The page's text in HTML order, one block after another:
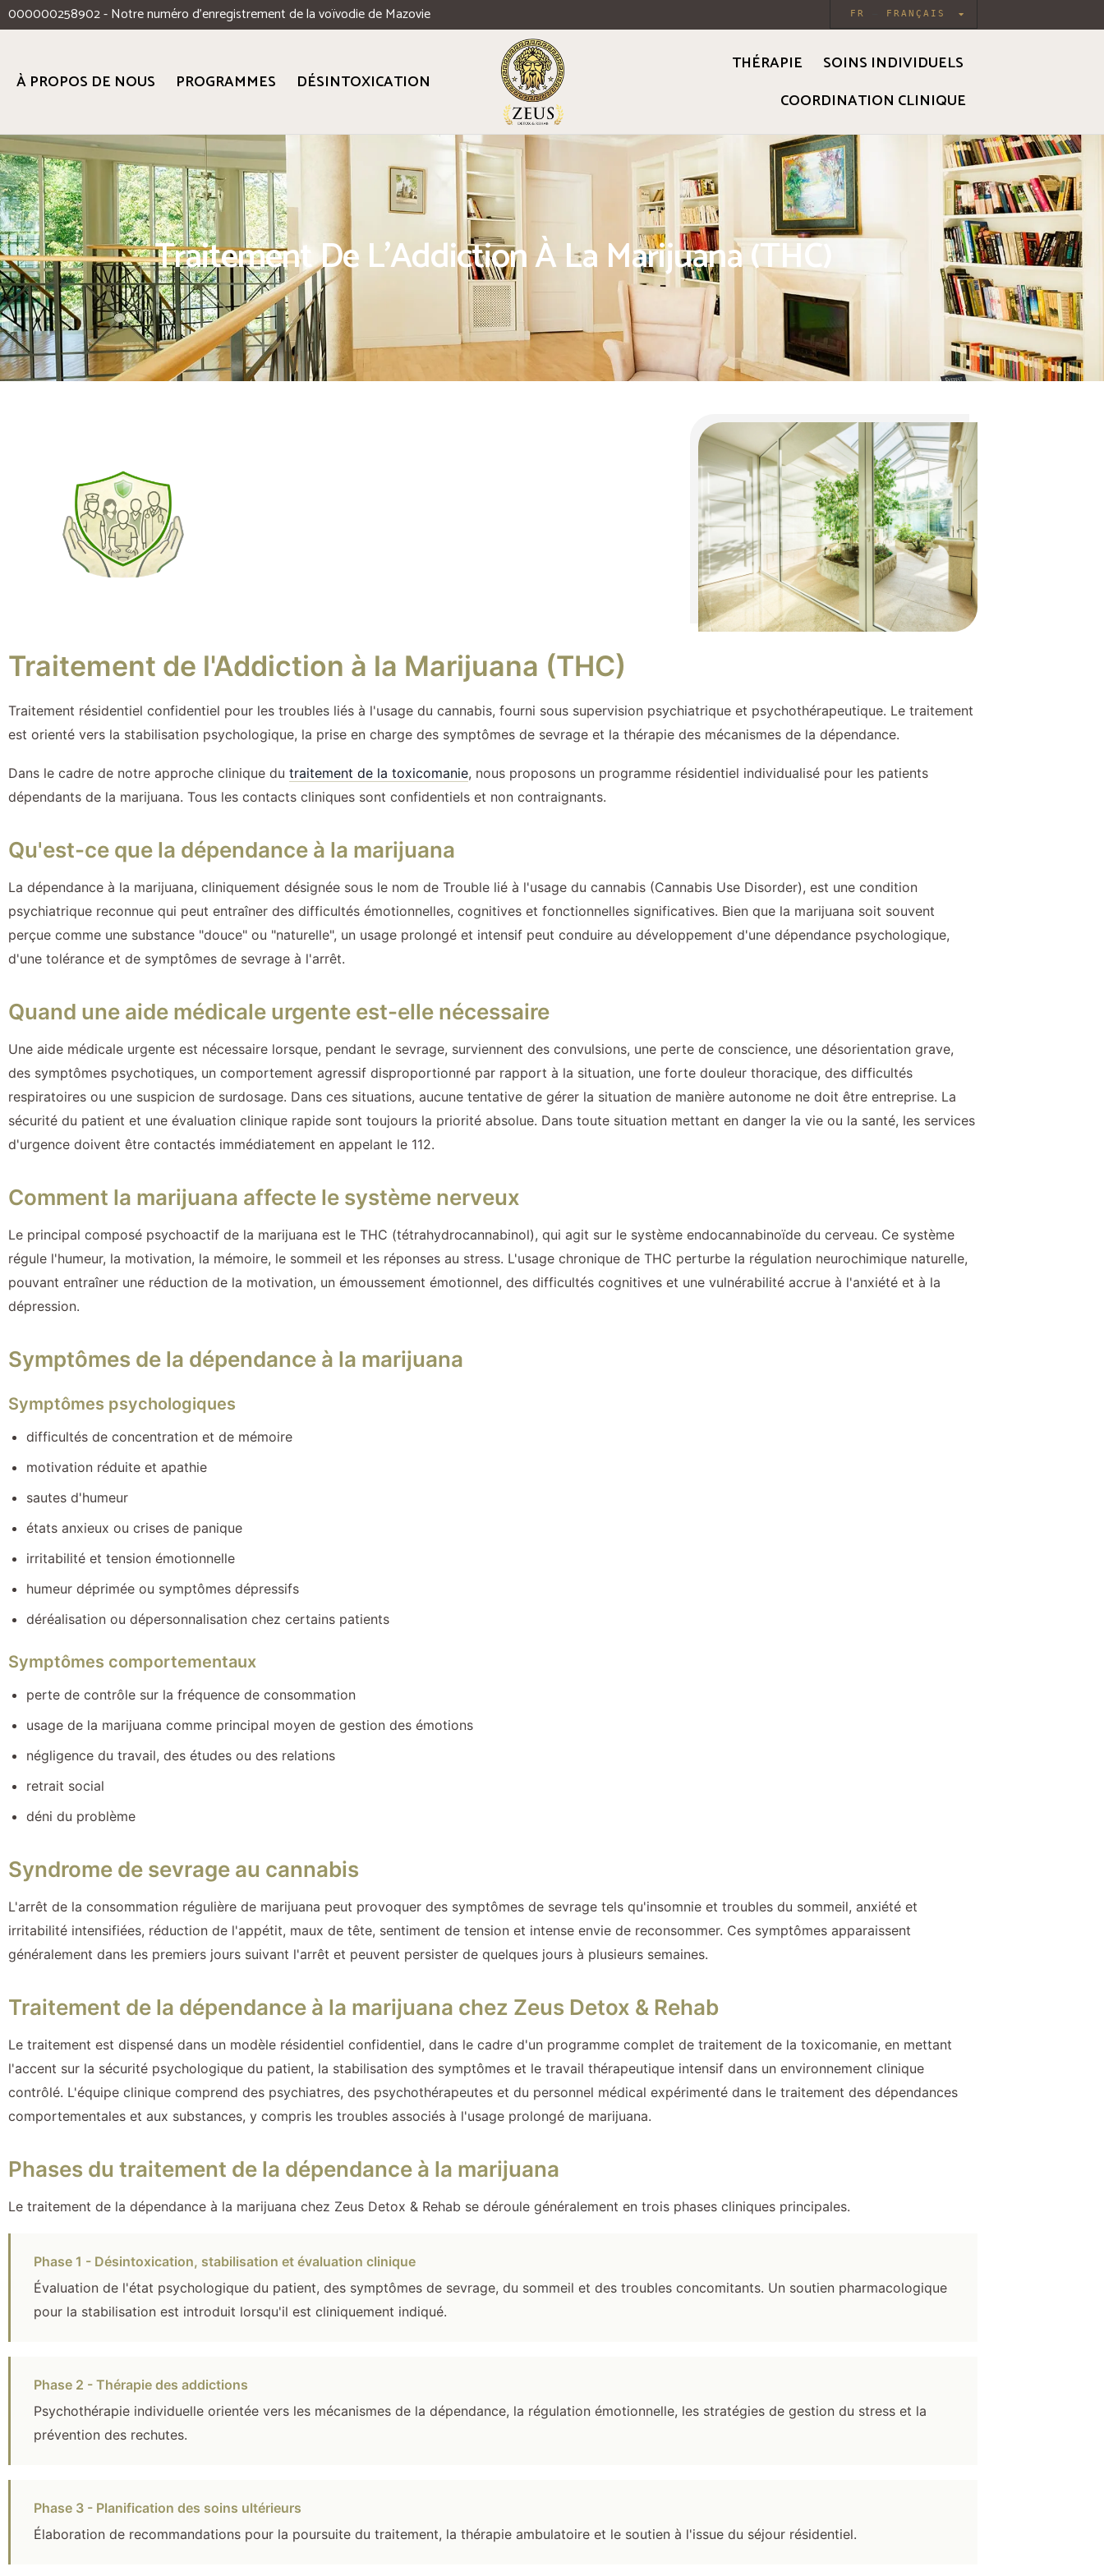
000000258902 - Notre numéro d'enregistrement de la voïvodie de Mazovie FRANÇAIS
FR
À PROPOS DE NOUS PROGRAMMES DÉSINTOXICATION
THÉRAPIE
SOINS INDIVIDUELS
COORDINATION CLINIQUE
Traitement De L'Addiction À La Marijuana (THC)
Traitement de l'Addiction à la Marijuana (THC)
Traitement résidentiel confidentiel pour les troubles liés à l'usage du cannabis, fourni sous supervision psychiatrique et psychothérapeutique. Le traitement
est orienté vers la stabilisation psychologique, la prise en charge des symptômes de sevrage et la thérapie des mécanismes de la dépendance.
Dans le cadre de notre approche clinique du traitement de la toxicomanie, nous proposons un programme résidentiel individualisé pour les patients
dépendants de la marijuana. Tous les contacts cliniques sont confidentiels et non contraignants.
Qu'est-ce que la dépendance à la marijuana
La dépendance à la marijuana, cliniquement désignée sous le nom de Trouble lié à l'usage du cannabis (Cannabis Use Disorder), est une condition
psychiatrique reconnue qui peut entraîner des difficultés émotionnelles, cognitives et fonctionnelles significatives. Bien que la marijuana soit souvent
perçue comme une substance "douce" ou "naturelle", un usage prolongé et intensif peut conduire au développement d'une dépendance psychologique,
d'une tolérance et de symptômes de sevrage à l'arrêt.
Quand une aide médicale urgente est-elle nécessaire
Une aide médicale urgente est nécessaire lorsque, pendant le sevrage, surviennent des convulsions, une perte de conscience, une désorientation grave,
des symptômes psychotiques, un comportement agressif disproportionné par rapport à la situation, une forte douleur thoracique, des difficultés
respiratoires ou une suspicion de surdosage. Dans ces situations, aucune tentative de gérer la situation de manière autonome ne doit être entreprise. La
sécurité du patient et une évaluation clinique rapide sont toujours la priorité absolue. Dans toute situation mettant en danger la vie ou la santé, les services
d'urgence doivent être contactés immédiatement en appelant le 112.
Comment la marijuana affecte le système nerveux
Le principal composé psychoactif de la marijuana est le THC (tétrahydrocannabinol), qui agit sur le système endocannabinoïde du cerveau. Ce système
régule l'humeur, la motivation, la mémoire, le sommeil et les réponses au stress. L'usage chronique de THC perturbe la régulation neurochimique naturelle,
pouvant entraîner une réduction de la motivation, un émoussement émotionnel, des difficultés cognitives et une vulnérabilité accrue à l'anxiété et à la
dépression.
Symptômes de la dépendance à la marijuana
Symptômes psychologiques
difficultés de concentration et de mémoire
motivation réduite et apathie
sautes d'humeur
états anxieux ou crises de panique
irritabilité et tension émotionnelle
humeur déprimée ou symptômes dépressifs
déréalisation ou dépersonnalisation chez certains patients
Symptômes comportementaux
perte de contrôle sur la fréquence de consommation
usage de la marijuana comme principal moyen de gestion des émotions
négligence du travail, des études ou des relations
retrait social
déni du problème
Syndrome de sevrage au cannabis
L'arrêt de la consommation régulière de marijuana peut provoquer des symptômes de sevrage tels qu'insomnie et troubles du sommeil, anxiété et
irritabilité intensifiées, réduction de l'appétit, maux de tête, sentiment de tension et intense envie de reconsommer. Ces symptômes apparaissent
généralement dans les premiers jours suivant l'arrêt et peuvent persister de quelques jours à plusieurs semaines.
Traitement de la dépendance à la marijuana chez Zeus Detox & Rehab
Le traitement est dispensé dans un modèle résidentiel confidentiel, dans le cadre d'un programme complet de traitement de la toxicomanie, en mettant
l'accent sur la sécurité psychologique du patient, la stabilisation des symptômes et le travail thérapeutique intensif dans un environnement clinique
contrôlé. L'équipe clinique comprend des psychiatres, des psychothérapeutes et du personnel médical expérimenté dans le traitement des dépendances
comportementales et aux substances, y compris les troubles associés à l'usage prolongé de marijuana.
Phases du traitement de la dépendance à la marijuana
Le traitement de la dépendance à la marijuana chez Zeus Detox & Rehab se déroule généralement en trois phases cliniques principales.
Phase 1 - Désintoxication, stabilisation et évaluation clinique
Évaluation de l'état psychologique du patient, des symptômes de sevrage, du sommeil et des troubles concomitants. Un soutien pharmacologique
pour la stabilisation est introduit lorsqu'il est cliniquement indiqué.
Phase 2 - Thérapie des addictions
Psychothérapie individuelle orientée vers les mécanismes de la dépendance, la régulation émotionnelle, les stratégies de gestion du stress et la
prévention des rechutes.
Phase 3 - Planification des soins ultérieurs
Élaboration de recommandations pour la poursuite du traitement, la thérapie ambulatoire et le soutien à l'issue du séjour résidentiel.